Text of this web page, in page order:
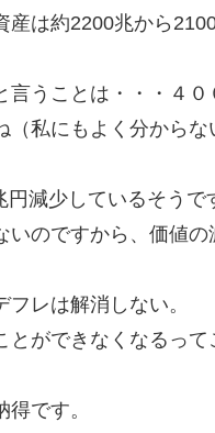
は約2200兆から
言うことは・・・４０
（私にもよく分からな
減少しているそうで
いのですから、価値の
レは解消しない。
ができなくなるって
です。